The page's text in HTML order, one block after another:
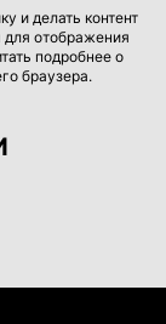
и делать контент
отображения
подробнее о
браузера.